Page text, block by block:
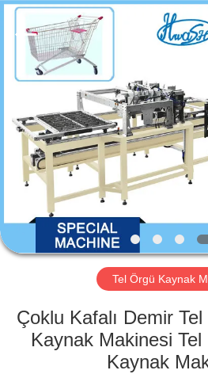
EV
ÜRÜNLER
HAKKIMIZDA
FABRIKA
TURU
KALITE
KONTROL
GUANGDONG
TECHNOLOGY
INC..
Reserved.
Tel Örgü Kaynak
Çoklu Kafalı Demir
Kaynak Makinesi Tel
Kaynak